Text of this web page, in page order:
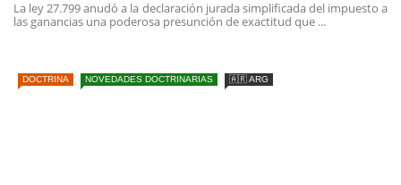
La ley 27.799 anudó a la declaración jurada simplificada del impuesto a
las ganancias una poderosa presunción de exactitud que ...
DOCTRINA NOVEDADES DOCTRINARIAS 🇦🇷 ARG